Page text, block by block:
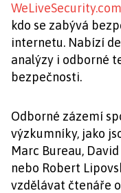
WeLiveSecurity.com
kdo se zabývá
internetu. Nabízí
analýzy i odborné
bezpečnosti.
Odborné zázemí
výzkumníky, jako
Marc Bureau,
nebo Robert
vzdělávat čtenáře